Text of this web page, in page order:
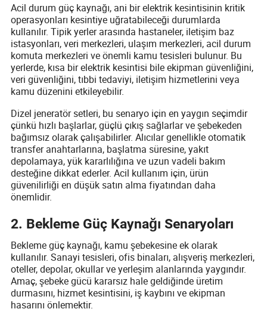
Acil durum güç kaynağı, ani bir elektrik kesintisinin kritik
operasyonları kesintiye uğratabileceği durumlarda
kullanılır. Tipik yerler arasında hastaneler, iletişim baz
istasyonları, veri merkezleri, ulaşım merkezleri, acil durum
komuta merkezleri ve önemli kamu tesisleri bulunur. Bu
yerlerde, kısa bir elektrik kesintisi bile ekipman güvenliğini,
veri güvenliğini, tıbbi tedaviyi, iletişim hizmetlerini veya
kamu düzenini etkileyebilir.
Dizel jeneratör setleri, bu senaryo için en yaygın seçimdir
çünkü hızlı başlarlar, güçlü çıkış sağlarlar ve şebekeden
bağımsız olarak çalışabilirler. Alıcılar genellikle otomatik
transfer anahtarlarına, başlatma süresine, yakıt
depolamaya, yük kararlılığına ve uzun vadeli bakım
desteğine dikkat ederler. Acil kullanım için, ürün
güvenilirliği en düşük satın alma fiyatından daha
önemlidir.
2. Bekleme Güç Kaynağı Senaryoları
Bekleme güç kaynağı, kamu şebekesine ek olarak
kullanılır. Sanayi tesisleri, ofis binaları, alışveriş merkezleri,
oteller, depolar, okullar ve yerleşim alanlarında yaygındır.
Amaç, şebeke gücü kararsız hale geldiğinde üretim
durmasını, hizmet kesintisini, iş kaybını ve ekipman
hasarını önlemektir.